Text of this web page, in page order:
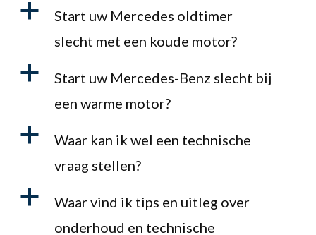
a
Start uw Mercedes oldtimer
slecht met een koude motor?
a
Start uw Mercedes-Benz slecht bij
een warme motor?
a
Waar kan ik wel een technische
vraag stellen?
a
Waar vind ik tips en uitleg over
onderhoud en technische